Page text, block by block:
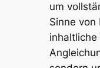
um
Sinne
inhaltliche